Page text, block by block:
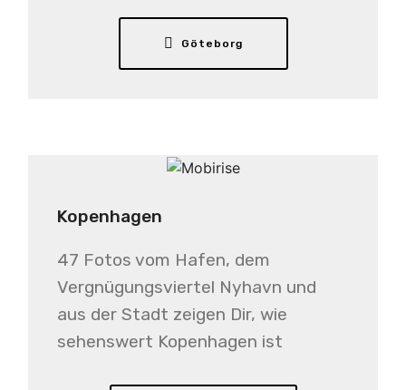
Göteborg
Kopenhagen
47 Fotos vom Hafen, dem
Vergnügungsviertel Nyhavn und
aus der Stadt zeigen Dir, wie
sehenswert Kopenhagen ist